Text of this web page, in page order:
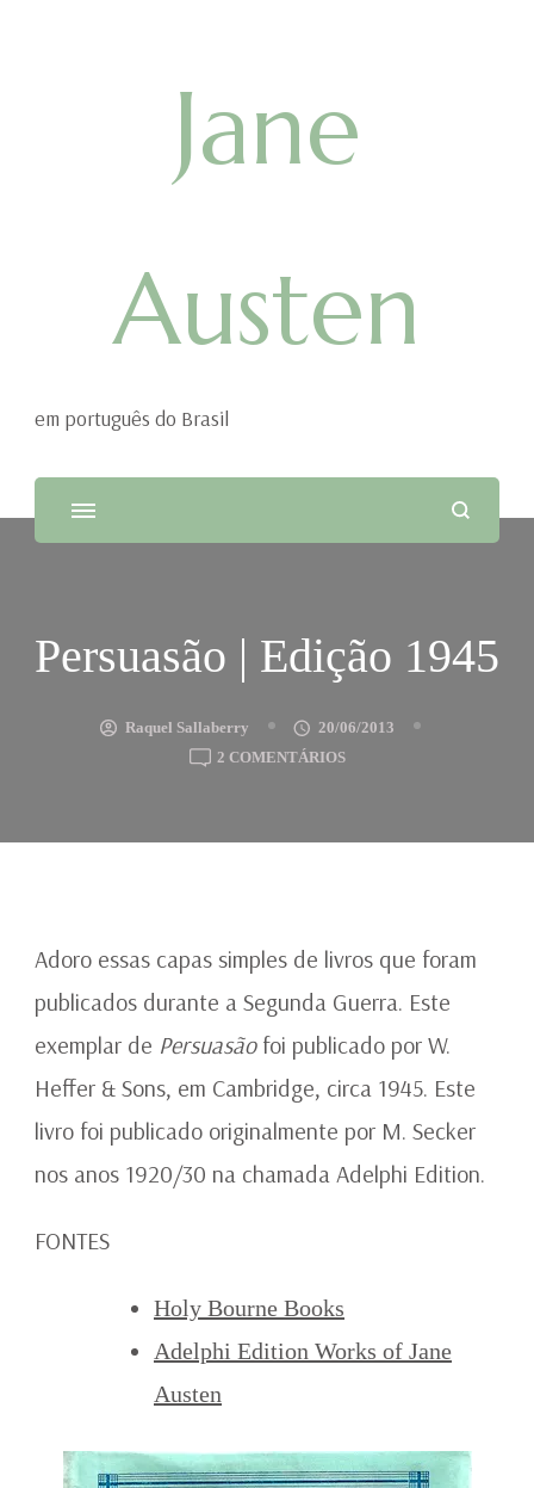
Jane
Austen
em português do Brasil
Persuasão | Edição 1945
Raquel Sallaberry
20/06/2013
2 COMENTÁRIOSEM
EDIÇÃO
Adoro essas capas simples de livros que foram
publicados durante a Segunda Guerra. Este
exemplar de Persuasãofoi publicado por W.
Heffer & Sons, em Cambridge, circa 1945. Este
livro foi publicado originalmente por M. Secker
nos anos 1920/30 na chamada Adelphi Edition.
FONTES
Holy Bourne Books
Adelphi Edition Works of Jane
Austen